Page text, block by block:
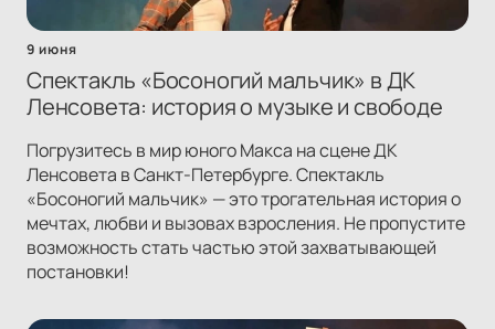
9 июня
Спектакль «Босоногий мальчик» в ДК
Ленсовета: история о музыке и свободе
Погрузитесь в мир юного Макса на сцене ДК
Ленсовета в Санкт-Петербурге. Спектакль
«Босоногий мальчик» — это трогательная история о
мечтах, любви и вызовах взросления. Не пропустите
возможность стать частью этой захватывающей
постановки!